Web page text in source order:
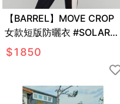
【BARREL】MOVE CROP
女款短版防曬衣 #SOLAR
ORANGE
$1850